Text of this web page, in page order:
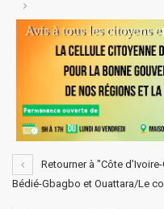
Retourner à "Côte
Bédié-Gbagbo et Ouattara/Le